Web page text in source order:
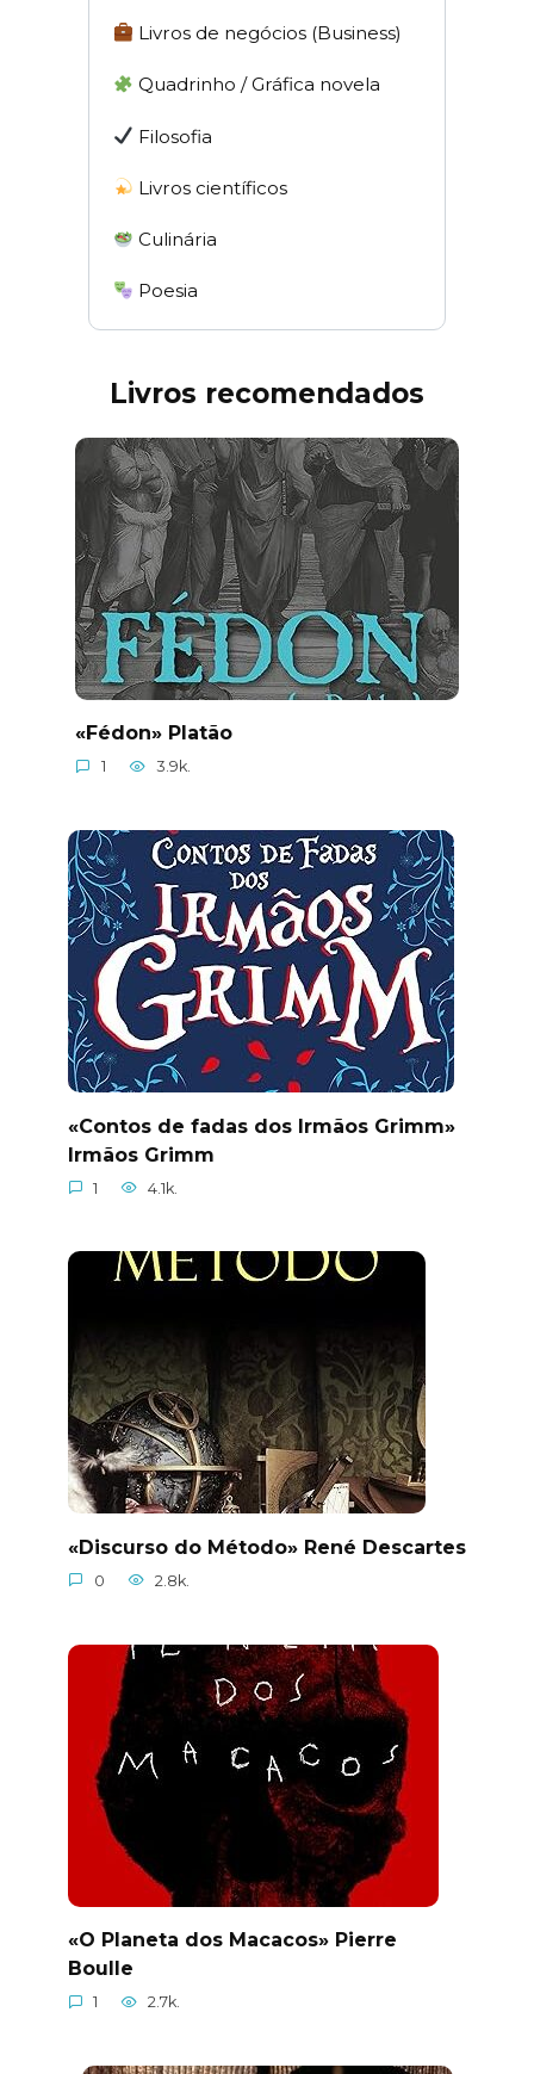
Livros de negócios (Business)
Quadrinho / Gráfica novela
Filosofia
Livros científicos
Culinária
Poesia
Livros recomendados
«Fédon» Platão
1 3.9k.
«Contos de fadas dos Irmãos Grimm»
Irmãos Grimm
1 4.1k.
«Discurso do Método» René Descartes
0 2.8k.
«O Planeta dos Macacos» Pierre
Boulle
1 2.7k.